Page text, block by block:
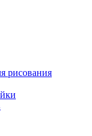
рисования